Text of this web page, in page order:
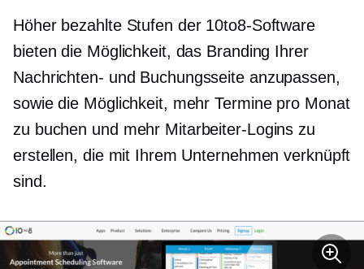
Höher bezahlte Stufen der 10to8-Software
bieten die Möglichkeit, das Branding Ihrer
Nachrichten- und Buchungsseite anzupassen,
sowie die Möglichkeit, mehr Termine pro Monat
zu buchen und mehr Mitarbeiter-Logins zu
erstellen, die mit Ihrem Unternehmen verknüpft
sind.